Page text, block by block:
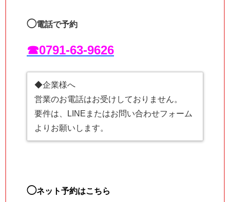
◯電話で予約
☎︎0791-63-9626
◆企業様へ
営業のお電話はお受けしておりません。
要件は、LINEまたはお問い合わせフォーム
よりお願いします。
◯ネット予約はこちら